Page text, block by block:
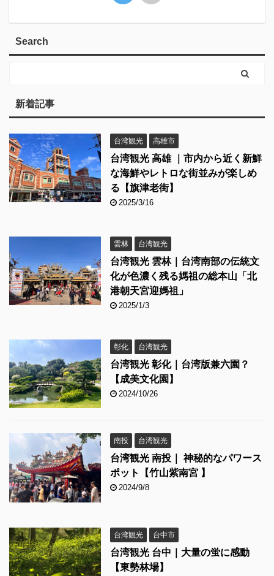
Search
新着記事
台湾観光 高雄市
台湾観光 高雄 ｜市内から近く新鮮
な海鮮やレトロな街並みが楽しめ
る【旗津老街】
2025/3/16
雲林 台湾観光
台湾観光 雲林｜台湾南部の伝統文
化が色濃く残る媽祖の総本山「北
港朝天宮迎媽祖」
2025/1/3
彰化 台湾観光
台湾観光 彰化｜台湾版兼六園？
【成美文化園】
2024/10/26
南投 台湾観光
台湾観光 南投｜ 神秘的なパワース
ポット【竹山紫南宮 】
2024/9/8
台湾観光 台中市
台湾観光 台中｜大量の蛍に感動
【東勢林場】